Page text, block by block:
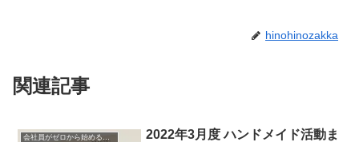
hinohinozakka
関連記事
2022年3月度 ハンドメイド活動ま